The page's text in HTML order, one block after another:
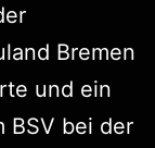
Bremen
und ein
BSV bei der